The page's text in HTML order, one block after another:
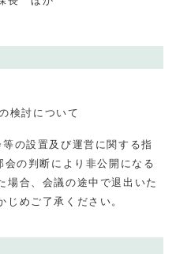
検討について
の設置及び運営に関する指
の判断により非公開になる
場合、会議の途中で退出いた
じめご了承ください。